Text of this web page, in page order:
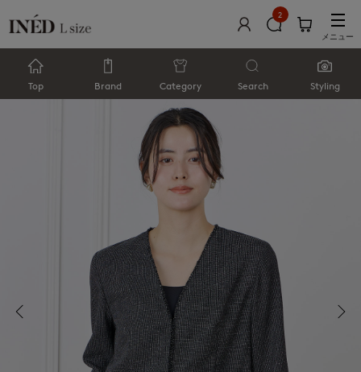
2
メニュー
Top Brand Category Search Styling